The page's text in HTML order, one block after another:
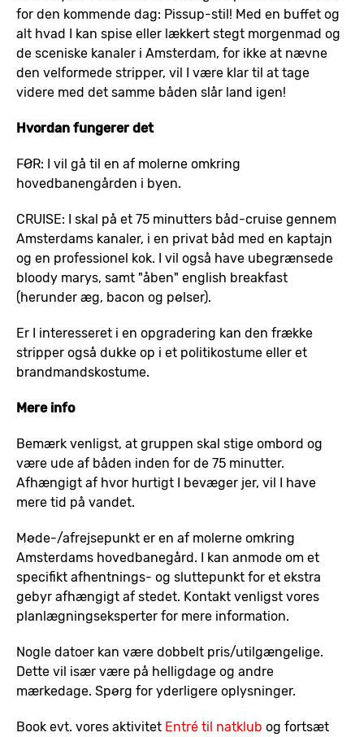
for den kommende dag: Pissup-stil! Med en buffet og
alt hvad I kan spise eller lækkert stegt morgenmad og
de sceniske kanaler i Amsterdam, for ikke at nævne
den velformede stripper, vil I være klar til at tage
videre med det samme båden slår land igen!
Hvordan fungerer det
FØR: I vil gå til en af molerne omkring
hovedbanengården i byen.
CRUISE: I skal på et 75 minutters båd-cruise gennem
Amsterdams kanaler, i en privat båd med en kaptajn
og en professionel kok. I vil også have ubegrænsede
bloody marys, samt "åben" english breakfast
(herunder æg, bacon og pølser).
Er I interesseret i en opgradering kan den frække
stripper også dukke op i et politikostume eller et
brandmandskostume.
Mere info
Bemærk venligst, at gruppen skal stige ombord og
være ude af båden inden for de 75 minutter.
Afhængigt af hvor hurtigt I bevæger jer, vil I have
mere tid på vandet.
Møde-/afrejsepunkt er en af molerne omkring
Amsterdams hovedbanegård. I kan anmode om et
specifikt afhentnings- og sluttepunkt for et ekstra
gebyr afhængigt af stedet. Kontakt venligst vores
planlægningseksperter for mere information.
Nogle datoer kan være dobbelt pris/utilgængelige.
Dette vil især være på helligdage og andre
mærkedage. Spørg for yderligere oplysninger.
Book evt. vores aktivitet Entré til natklub og fortsæt